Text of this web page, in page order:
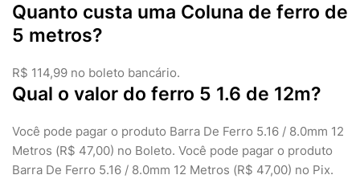
Quanto custa uma Coluna de ferro de
5 metros?
R$ 114,99 no boleto bancário.
Qual o valor do ferro 5 1.6 de 12m?
Você pode pagar o produto Barra De Ferro 5.16 / 8.0mm 12
Metros (R$ 47,00) no Boleto. Você pode pagar o produto
Barra De Ferro 5.16 / 8.0mm 12 Metros (R$ 47,00) no Pix.